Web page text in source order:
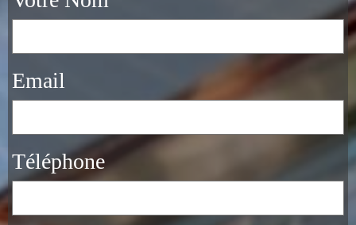
Email
Téléphone